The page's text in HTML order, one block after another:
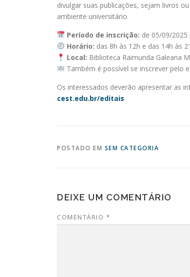
divulgar suas publicações, sejam livros
ambiente universitário.
Período de inscrição: de 05/09/
Horário: das 8h às 12h e das 14h às
Local: Biblioteca Raimunda Galeana
Também é possível se inscrever pelo
Os interessados deverão apresentar as
cest.edu.br/editais
POSTADO EM SEM CATEGORIA
DEIXE UM COMENTÁRIO
COMENTÁRIO *